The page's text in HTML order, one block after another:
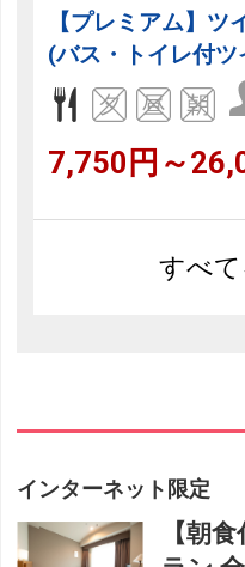
【プレミアム】ツ
(バス・トイレ付ツ
7,750円～
すべ
インターネット限定
【朝